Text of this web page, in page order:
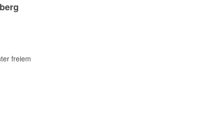
freiem